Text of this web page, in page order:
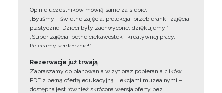
Opinie uczestników mówią same za siebie:
„Byliśmy – świetne zajęcia, prelekcja, przebieranki, zajęcia
plastyczne. Dzieci były zachwycone, dziękujemy!”
„Super zajęcia, pełne ciekawostek i kreatywnej pracy.
Polecamy serdecznie!”
Rezerwacje już trwają
Zapraszamy do planowania wizyt oraz pobierania plików
PDF z pełną ofertą edukacyjną i lekcjami muzealnymi –
dostępna jest również skrócona wersja oferty bez